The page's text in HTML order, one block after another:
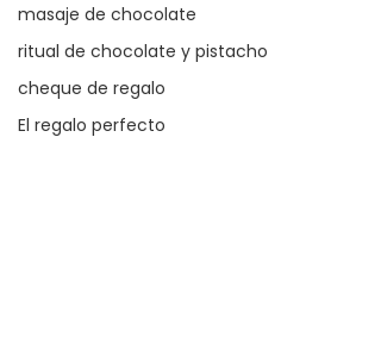
masaje de chocolate
ritual de chocolate y pistacho
cheque de regalo
El regalo perfecto